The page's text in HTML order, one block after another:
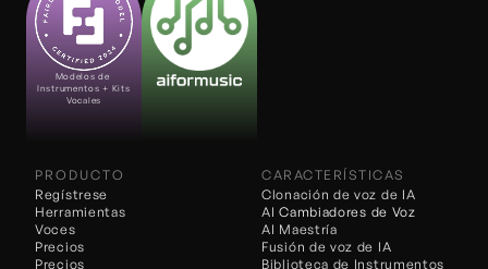
Modelos de
Instrumentos + Kits
Vocales
PRODUCTO
Regístrese
Herramientas
Voces
Precios
Precios
CARACTERÍSTICAS
Clonación de voz de IA
Fusión de voz de IA
AI Cambiadores de Voz
AI Maestría
Biblioteca de Instrumentos